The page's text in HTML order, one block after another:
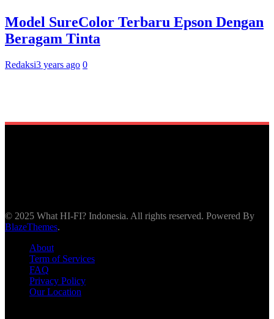
Model SureColor Terbaru Epson Dengan
Beragam Tinta
Redaksi3 years ago 0
© 2025 What HI-FI? Indonesia. All rights reserved. Powered By
BlazeThemes.
About
Term of Services
FAQ
Privacy Policy
Our Location